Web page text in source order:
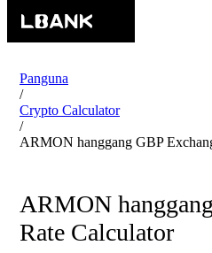
Panguna
/
Crypto Calculator
/
ARMON hanggang GBP
ARMON
Rate Calculator